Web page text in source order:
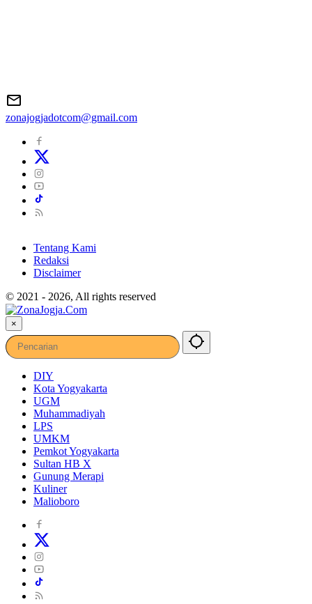
zonajogjadotcom@gmail.com
Tentang Kami
Redaksi
Disclaimer
© 2021 - 2026, All rights reserved
×
DIY
Kota Yogyakarta
UGM
Muhammadiyah
LPS
UMKM
Pemkot Yogyakarta
Sultan HB X
Gunung Merapi
Kuliner
Malioboro